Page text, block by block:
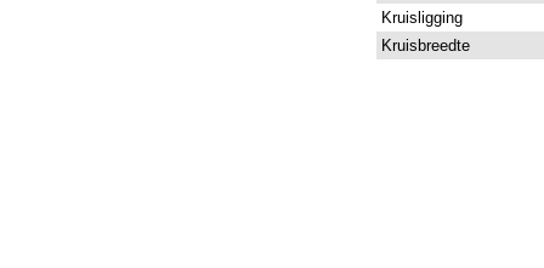
Kruisligging
Kruisbreedte